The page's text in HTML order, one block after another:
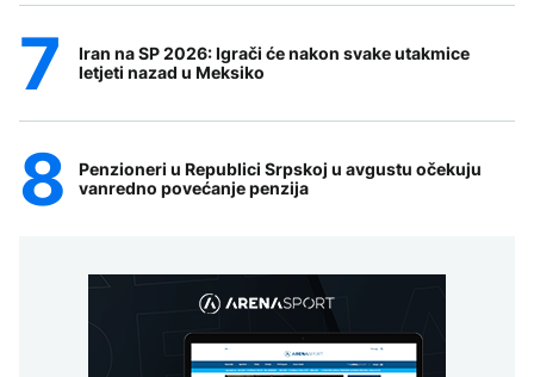
Iran na SP 2026: Igrači će nakon svake utakmice
letjeti nazad u Meksiko
Penzioneri u Republici Srpskoj u avgustu očekuju
vanredno povećanje penzija